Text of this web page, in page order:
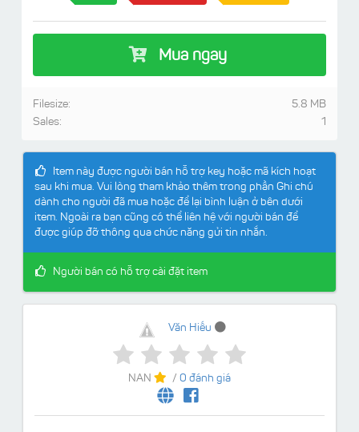
Mua ngay
5.8 MB
Filesize:
1
Sales:
Item này được người bán hỗ trợ key hoặc mã kích hoạt
sau khi mua. Vui lòng tham khảo thêm trong phần Ghi chú
dành cho người đã mua hoặc để lại bình luận ở bên dưới
item. Ngoài ra bạn cũng có thể liên hệ với người bán để
được giúp đỡ thông qua chức năng gửi tin nhắn.
Người bán có hỗ trợ cài đặt item
Văn Hiếu
NAN / 0 đánh giá